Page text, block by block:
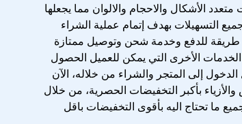
متعدد الأشكال والاحجام والالوان مما يجعلها
التسهيلات بهدف إتمام عملية الشراء
طريقة للدفع وخدمة شحن وتوصيل ممتازة
الأخرى التي يمكن للعميل الحصول
إلى المتجر والشراء من خلاله، الآن
بأكبر التخفيضات الحصرية، من خلال
ما تحتاج اليه بأقوى التخفيضات باقل